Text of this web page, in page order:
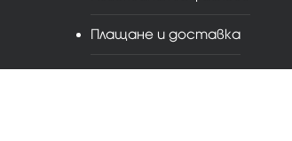
Плащане и доставка